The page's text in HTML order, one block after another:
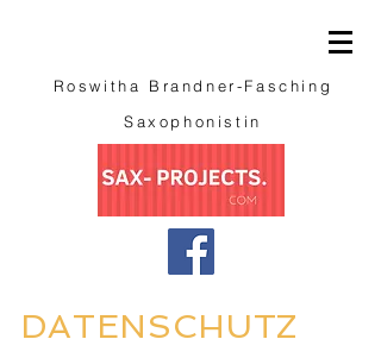
​Roswitha Brandner-Fasching
Saxophonistin
DATENSCHUTZ